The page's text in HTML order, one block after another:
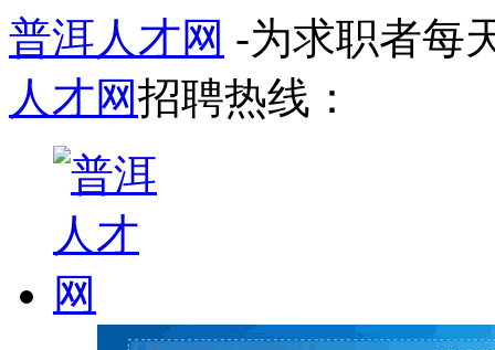
普洱人才网 -为求职者每
人才网招聘热线：